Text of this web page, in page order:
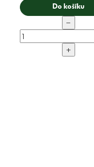
Do košíku
−
+